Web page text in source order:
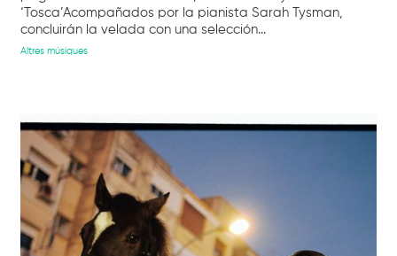
‘Tosca’Acompañados por la pianista Sarah Tysman,
concluirán la velada con una selección...
Altres músiques